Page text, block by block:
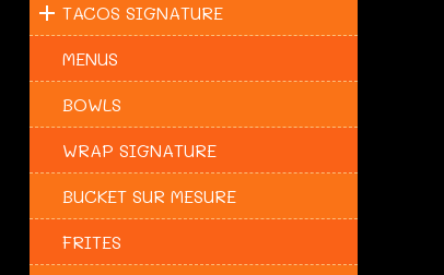
TACOS SIGNATURE
MENUS
BOWLS
WRAP SIGNATURE
BUCKET SUR MESURE
FRITES